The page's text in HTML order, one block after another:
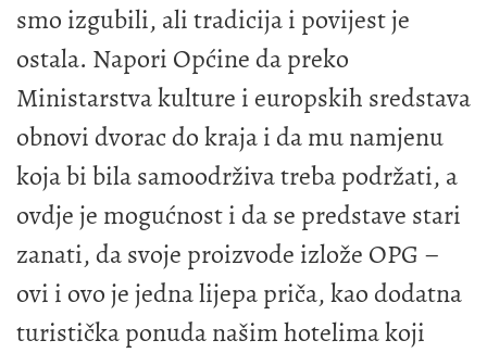
smo izgubili, ali tradicija i povijest je
ostala. Napori Općine da preko
Ministarstva kulture i europskih sredstava
obnovi dvorac do kraja i da mu namjenu
koja bi bila samoodrživa treba podržati, a
ovdje je mogućnost i da se predstave stari
zanati, da svoje proizvode izlože OPG –
ovi i ovo je jedna lijepa priča, kao dodatna
turistička ponuda našim hotelima koji